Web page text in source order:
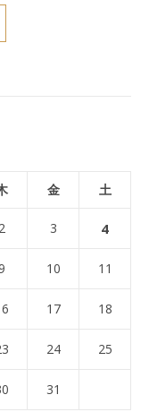
金 土
2 3 4
10 11
17 18
24 25
31